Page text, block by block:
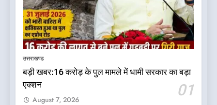
उत्तराखण्ड
बड़ी खबर:16 करोड़ के पुल मामले में धामी सरकार का बड़ा
एक्शन
01
August 7, 2026
5
कृष्णा हाउसकीपिंग के मालिक दीपक
जायसवाल विनोद नौटियाल आदि पर